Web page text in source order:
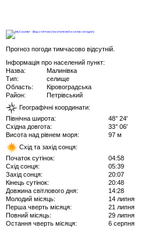
Прогноз погоди тимчасово відсутній.
Інформація про населений пункт:
Назва:
Малинівка
Тип:
селище
Область:
Кіровоградська
Район:
Петрівський
Географічні координати:
Північна широта:
48° 24'
Східна довгота:
33° 06'
Висота над рівнем моря:
97 м
Схід та захід сонця:
Початок сутінок:
04:58
Схід сонця:
05:39
Захід сонця:
20:07
Кінець сутінок:
20:48
Довжина світлового дня:
14:28
Молодий місяць:
14 липня
Перша чверть місяця:
21 липня
Повний місяць:
29 липня
Остання чверть місяця:
6 серпня